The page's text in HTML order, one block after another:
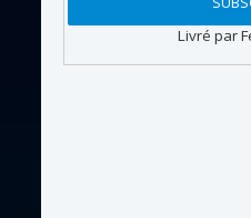
Livré par